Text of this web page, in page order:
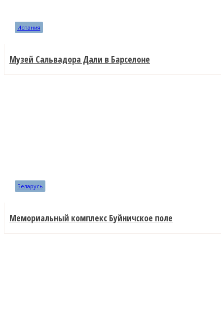
Испания
Музей Сальвадора Дали в Барселоне
Беларусь
Мемориальный комплекс Буйничское поле